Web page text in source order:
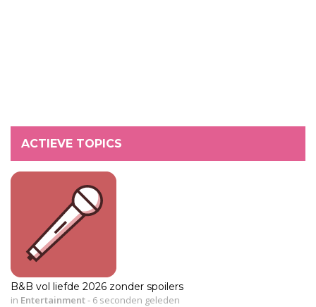
ACTIEVE TOPICS
B&B vol liefde 2026 zonder spoilers
in Entertainment- 6 seconden geleden